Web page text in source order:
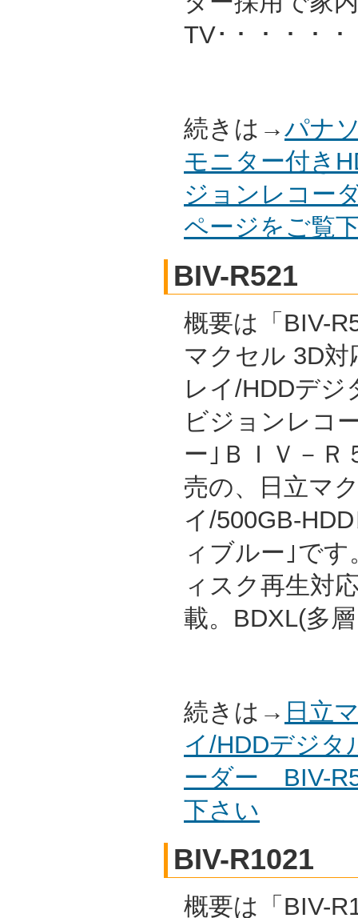
TV･・・・・
続きは→パナ
モニター付き
ジョンレコー
ページをご覧
BIV-R521
概要は「BIV-
マクセル 3D対
レイ/HDDデジ
ビジョンレコ
ー｣ＢＩＶ－Ｒ
売の、日立マ
イ/500GB-
ィブルー｣で
ィスク再生対
載。BDXL(多
続きは→ 日立
イ/HDDデジタ
ーダー BIV-
下さい
BIV-R1021
概要は「BIV-